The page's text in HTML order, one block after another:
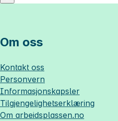
Om oss
Kontakt oss
Personvern
Informasjonskapsler
Tilgjengelighetserklæring
Om arbeidsplassen.no